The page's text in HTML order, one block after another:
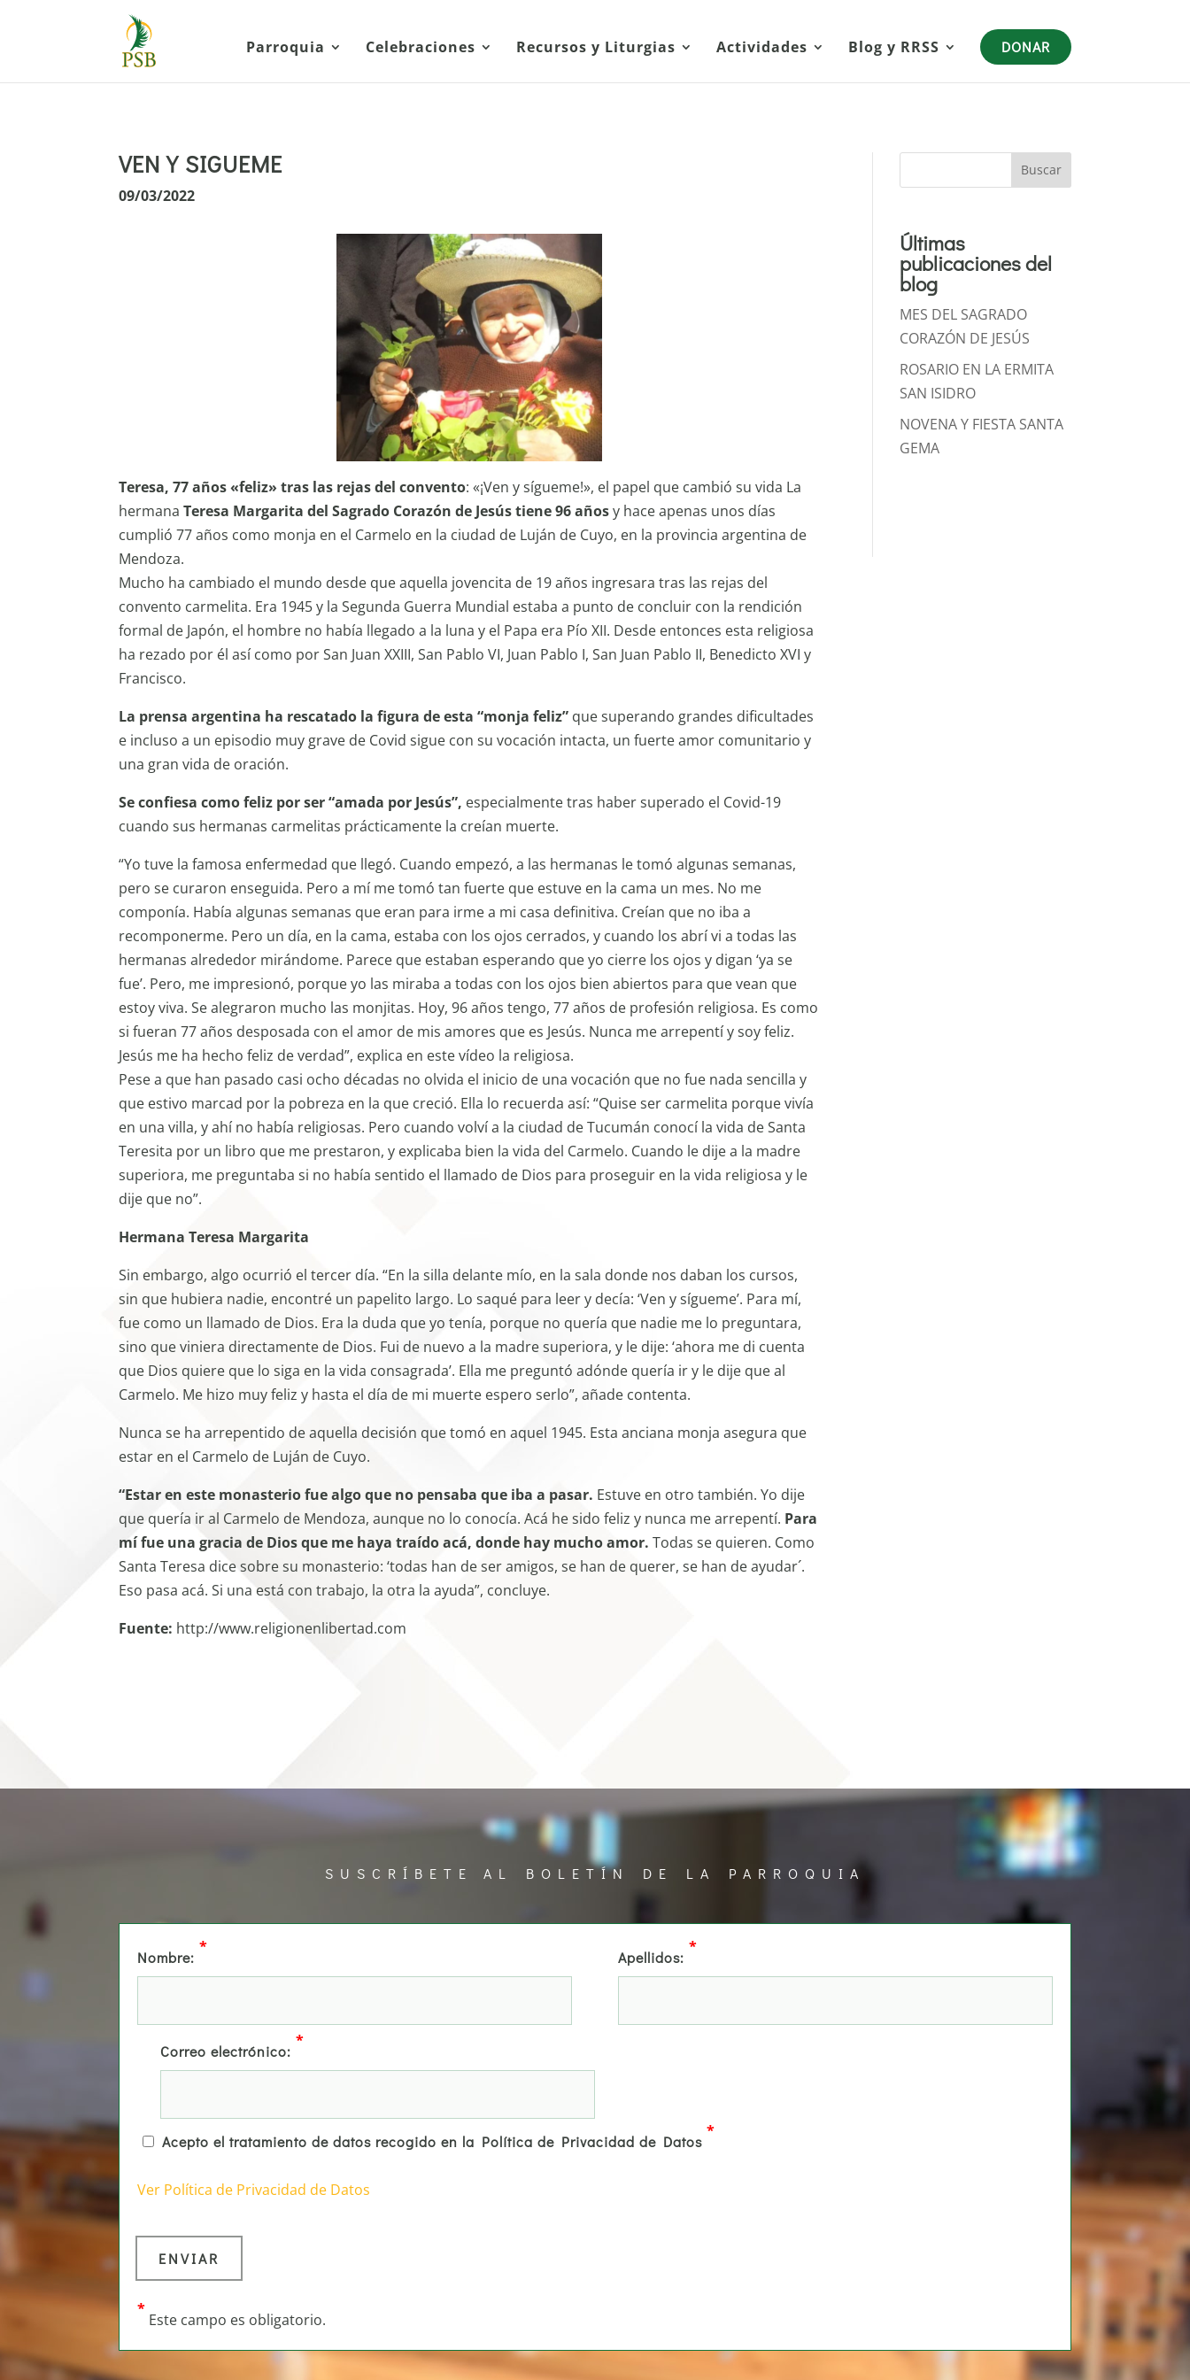
Parroquia Celebraciones Recursos y Liturgias Actividades Blog y RRSS DONAR
VEN Y SIGUEME
09/03/2022
Teresa, 77 años «feliz» tras las rejas del convento: «¡Ven y sígueme!», el papel que cambió su vida La
hermanaTeresa Margarita del Sagrado Corazón de Jesús tiene 96 añosy hace apenas unos días
cumplió 77 años como monja en el Carmelo en la ciudad de Luján de Cuyo, en la provincia argentina de
Mendoza.
Mucho ha cambiado el mundo desde que aquella jovencita de 19 años ingresara tras las rejas del
convento carmelita. Era 1945 y la Segunda Guerra Mundial estaba a punto de concluir con la rendición
formal de Japón, el hombre no había llegado a la luna y el Papa era Pío XII. Desde entonces esta religiosa
ha rezado por él así como por San Juan XXIII, San Pablo VI, Juan Pablo I, San Juan Pablo II, Benedicto XVI y
Francisco.
La prensa argentina ha rescatado la figura de esta “monja feliz” que superando grandes dificultades
e incluso a un episodio muy grave de Covid sigue con su vocación intacta, un fuerte amor comunitario y
una gran vida de oración.
Se confiesa como feliz por ser “amada por Jesús”, especialmente tras haber superado el Covid-19
cuando sus hermanas carmelitas prácticamente la creían muerte.
“Yo tuve la famosa enfermedad que llegó. Cuando empezó, a las hermanas le tomó algunas semanas,
pero se curaron enseguida. Pero a mí me tomó tan fuerte que estuve en la cama un mes. No me
componía. Había algunas semanas que eran para irme a mi casa definitiva. Creían que no iba a
recomponerme. Pero un día, en la cama, estaba con los ojos cerrados, y cuando los abrí vi a todas las
hermanas alrededor mirándome. Parece que estaban esperando que yo cierre los ojos y digan ‘ya se
fue’. Pero, me impresionó, porque yo las miraba a todas con los ojos bien abiertos para que vean que
estoy viva. Se alegraron mucho las monjitas. Hoy, 96 años tengo, 77 años de profesión religiosa. Es como
si fueran 77 años desposada con el amor de mis amores que es Jesús. Nunca me arrepentí y soy feliz.
Jesús me ha hecho feliz de verdad”, explica en este vídeo la religiosa.
Pese a que han pasado casi ocho décadas no olvida el inicio de una vocación que no fue nada sencilla y
que estivo marcad por la pobreza en la que creció. Ella lo recuerda así: “Quise ser carmelita porque vivía
en una villa, y ahí no había religiosas. Pero cuando volví a la ciudad de Tucumán conocí la vida de Santa
Teresita por un libro que me prestaron, y explicaba bien la vida del Carmelo. Cuando le dije a la madre
superiora, me preguntaba si no había sentido el llamado de Dios para proseguir en la vida religiosa y le
dije que no”.
Hermana Teresa Margarita
Sin embargo, algo ocurrió el tercer día. “En la silla delante mío, en la sala donde nos daban los cursos,
sin que hubiera nadie, encontré un papelito largo. Lo saqué para leer y decía: ‘Ven y sígueme’. Para mí,
fue como un llamado de Dios. Era la duda que yo tenía, porque no quería que nadie me lo preguntara,
sino que viniera directamente de Dios. Fui de nuevo a la madre superiora, y le dije: ‘ahora me di cuenta
que Dios quiere que lo siga en la vida consagrada’. Ella me preguntó adónde quería ir y le dije que al
Carmelo. Me hizo muy feliz y hasta el día de mi muerte espero serlo”, añade contenta.
Nunca se ha arrepentido de aquella decisión que tomó en aquel 1945. Esta anciana monja asegura que
estar en el Carmelo de Luján de Cuyo.
“Estar en este monasterio fue algo que no pensaba que iba a pasar. Estuve en otro también. Yo dije
que quería ir al Carmelo de Mendoza, aunque no lo conocía. Acá he sido feliz y nunca me arrepentí. Para
mí fue una gracia de Dios que me haya traído acá, donde hay mucho amor. Todas se quieren. Como
Santa Teresa dice sobre su monasterio: ‘todas han de ser amigos, se han de querer, se han de ayudar´.
Eso pasa acá. Si una está con trabajo, la otra la ayuda”, concluye.
Fuente: http://www.religionenlibertad.com
Buscar
Últimas
publicaciones del
blog
MES DEL SAGRADO
CORAZÓN DE JESÚS
ROSARIO EN LA ERMITA
SAN ISIDRO
NOVENA Y FIESTA SANTA
GEMA
SUSCRÍBETE AL BOLETÍN DE LA PARROQUIA
Nombre:
*
Apellidos:
*
Correo electrónico:
*
Acepto el tratamiento de datos recogido en la Política de Privacidad de Datos
*
Ver Política de Privacidad de Datos
*
Este campo es obligatorio.